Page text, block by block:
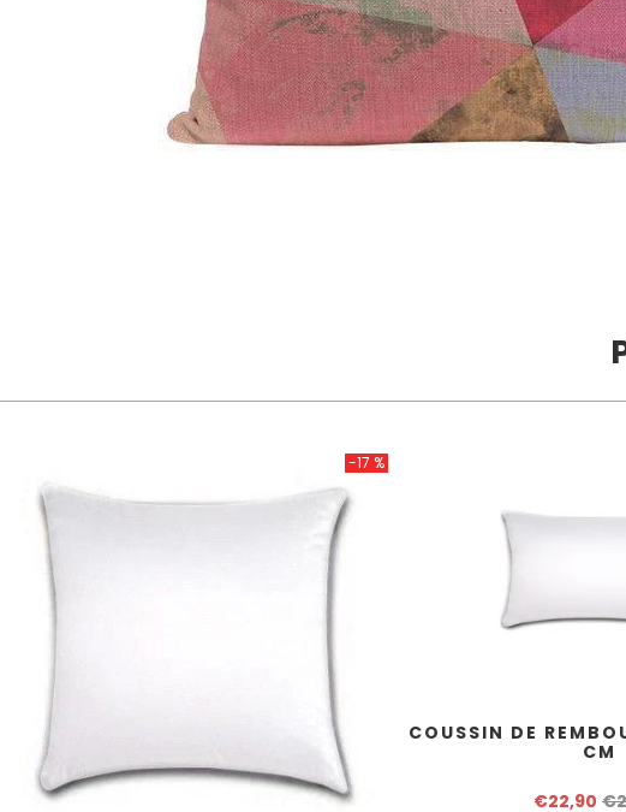
-17 %
COUSSIN DE
CM
€22,90